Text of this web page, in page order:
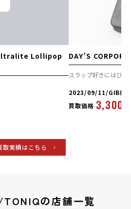
Lollipop
DAY’S
スラップ好きにはぴっ
2023/09/11/GIB横
買取価格 3,300
取実績はこちら
TONIQの店舗一覧